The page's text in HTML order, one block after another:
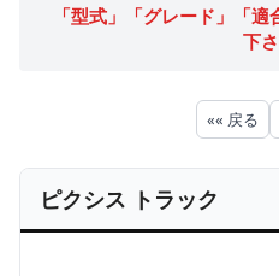
「型式」「グレード」「
下
«« 戻る
ピクシス トラック